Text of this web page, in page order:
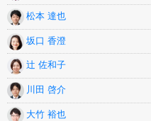
松本 達也
坂口 香澄
辻 佐和子
川田 啓介
大竹 裕也